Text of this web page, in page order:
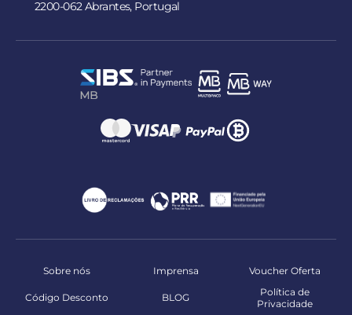
2200-062 Abrantes, Portugal
Sobre nós Imprensa Voucher Oferta
Código Desconto BLOG
Política de
Privacidade